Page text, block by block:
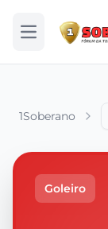
Abrir menu
1Soberano
Goleiro